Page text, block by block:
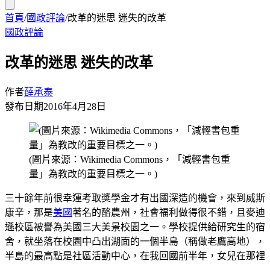
首頁/國政評論/改革的迷思 迷失的改革
國政評論
改革的迷思 迷失的改革
作者薛承泰
發布日期2016年4月28日
(圖片來源：Wikimedia Commons，「減輕書包重
量」為教改的重要目標之一。)
三十餘年前很幸運考取獎學金才有出國深造的機會，來到威斯
康辛，那是美國著名的酪農州，社會福利做得很不錯，且麥迪
遜校區被譽為美國三大美景校園之一。學校提供給研究生的宿
舍，就坐落在校園中凸出湖面的一個半島（稱做老鷹高地），
半島的最高點是社區活動中心，在我回國前半年，女兒在那裡